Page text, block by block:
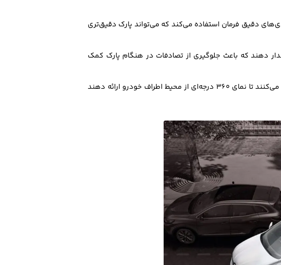
دقیق فرمان استفاده می‌کند که می‌تواند پارک دقیق‌تری
دهند که باعث جلوگیری از تصادفات در هنگام پارک کمک
با دوربین‌های دید اطراف کار می‌کنند تا نمای 360 درجه‌ای از محیط اطراف خودرو ارائه دهند